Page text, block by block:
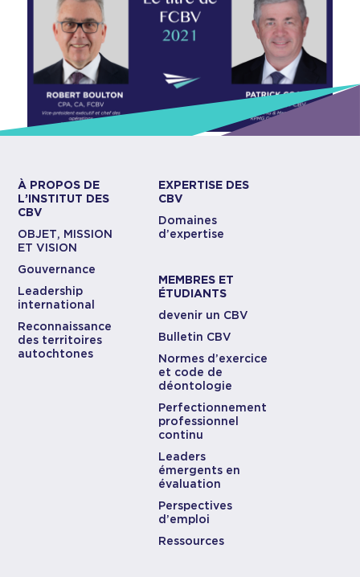
À PROPOS DE
L’INSTITUT DES
CBV
OBJET, MISSION
ET VISION
Gouvernance
Leadership
international
Reconnaissance
des territoires
autochtones
EXPERTISE DES
CBV
Domaines
d’expertise
MEMBRES ET
ÉTUDIANTS
devenir un CBV
Bulletin CBV
Normes d’exercice
et code de
déontologie
Perfectionnement
professionnel
continu
Leaders
émergents en
évaluation
Perspectives
d’emploi
Ressources